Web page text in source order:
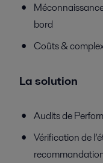
bord
Coûts &
La solution
Audits de
Vérification de